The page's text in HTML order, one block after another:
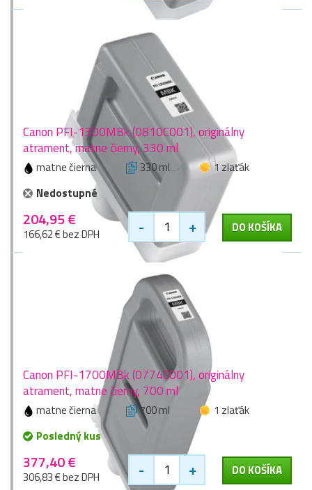
Canon PFI-1300MBk (0810C001), originálny
atrament, matne čierny, 330 ml
matne čierna 330 ml
1 zlaťák
Nedostupné
204,95 €
166,62 € bez DPH - + DO KOŠÍKA
Canon PFI-1700MBk (0774C001), originálny
atrament, matne čierny, 700 ml
matne čierna 700 ml
1 zlaťák
Posledný kus
377,40 €
306,83 € bez DPH - + DO KOŠÍKA